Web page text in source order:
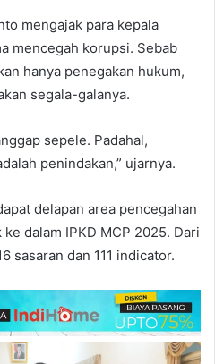
mengajak para kepala
mencegah korupsi. Sebab
hanya penegakan hukum,
segala-galanya.
sepele. Padahal,
penindakan,” ujarnya.
delapan area pencegahan
dalam IPKD MCP 2025. Dari
sasaran dan 111 indicator.